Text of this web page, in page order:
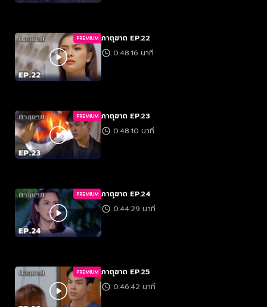
PREMIUM ภาตุฆาต EP.22
0:48:16 นาที
PREMIUM ภาตุฆาต EP.23
0:48:10 นาที
PREMIUM ภาตุฆาต EP.24
0:44:29 นาที
PREMIUM ภาตุฆาต EP.25
0:46:42 นาที